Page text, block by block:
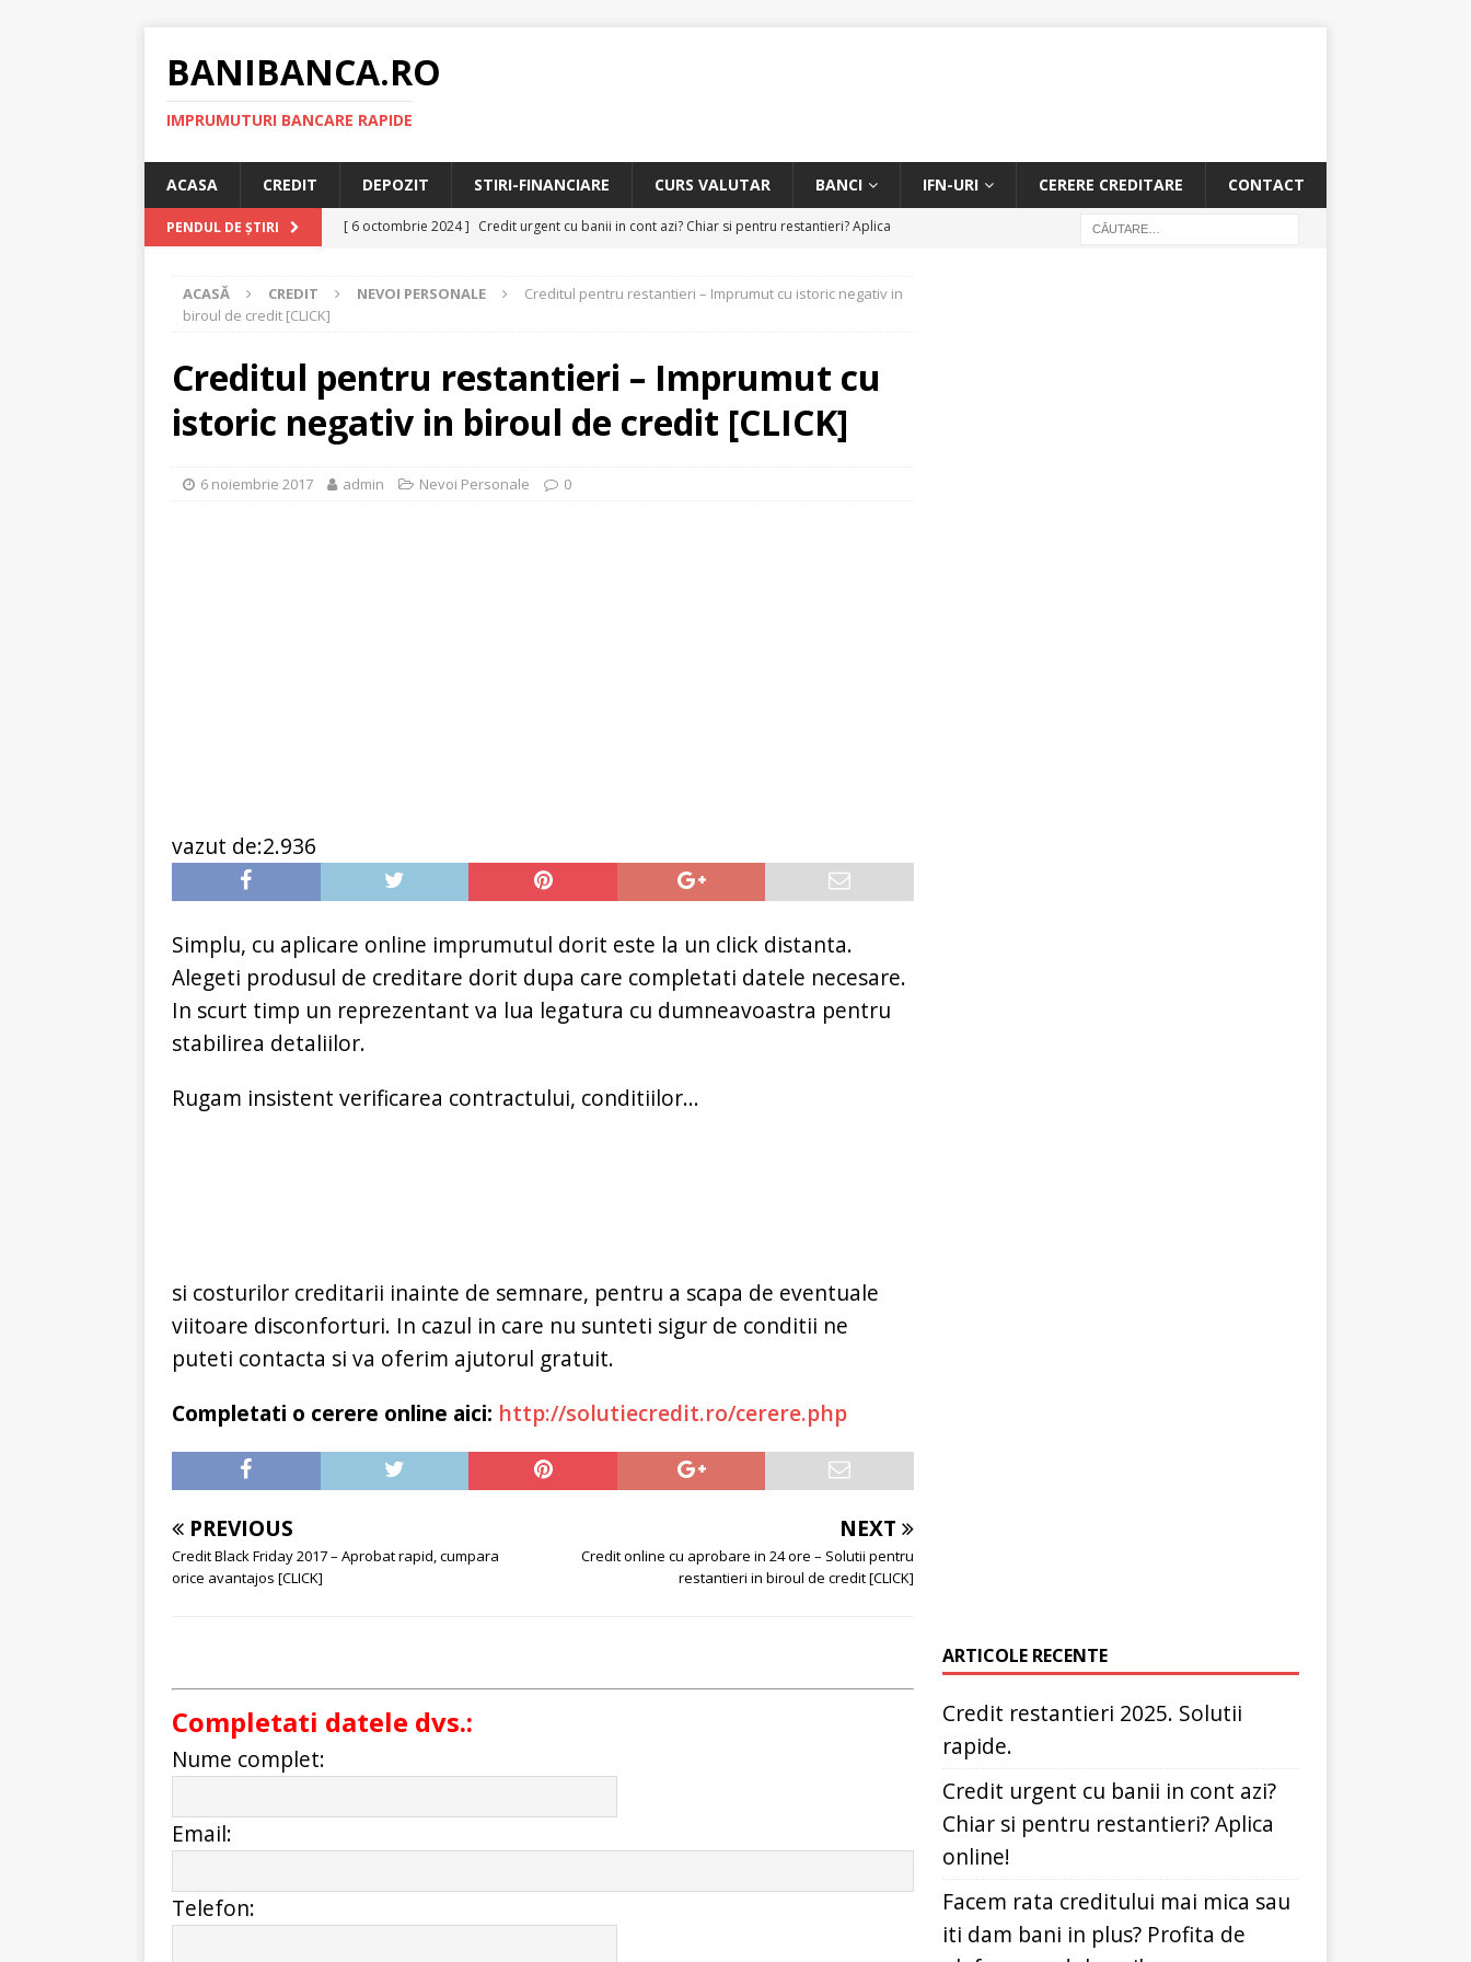
BANIBANCA.RO
IMPRUMUTURI BANCARE RAPIDE
ACASA CREDIT DEPOZIT STIRI-FINANCIARE CURS VALUTAR BANCI IFN-URI CERERE CREDITARE CONTACT
PENDUL DE ȘTIRI [ 6 octombrie 2024 ] Credit urgent cu banii in cont azi? Chiar si pentru restantieri? Aplica
[ 8 septembrie 2024 ] Facem rata creditului mai mica sau iti dam bani in plus? Profita de
[ 11 august 2024 ] Creditarea restantierilor si imbunatatirea scorului financiar
CREDIT
RAPID
[ 29 iulie 2024 ]
RAPID
ACASĂ CREDIT NEVOI PERSONALE
Creditul pentru restantieri – Imprumut cu istoric negativ in
biroul de credit [CLICK]
Creditul pentru restantieri – Imprumut cu
istoric negativ in biroul de credit [CLICK]
6 noiembrie 2017 admin Nevoi Personale 0
vazut de:2.936
Simplu, cu aplicare online imprumutul dorit este la un click distanta.
Alegeti produsul de creditare dorit dupa care completati datele necesare.
In scurt timp un reprezentant va lua legatura cu dumneavoastra pentru
stabilirea detaliilor.
Rugam insistent verificarea contractului, conditiilor...
si costurilor creditarii inainte de semnare, pentru a scapa de eventuale
viitoare disconforturi. In cazul in care nu sunteti sigur de conditii ne
puteti contacta si va oferim ajutorul gratuit.
Completati o cerere online aici: http://solutiecredit.ro/cerere.php
PREVIOUS
Credit Black Friday 2017 – Aprobat rapid, cumpara
orice avantajos [CLICK]
NEXT
Credit online cu aprobare in 24 ore – Solutii pentru
restantieri in biroul de credit [CLICK]
Completati datele dvs.:
Nume complet:
Email:
Telefon:
ARTICOLE RECENTE
Credit restantieri 2025. Solutii
rapide.
Credit urgent cu banii in cont azi?
Chiar si pentru restantieri? Aplica
online!
Facem rata creditului mai mica sau
iti dam bani in plus? Profita de